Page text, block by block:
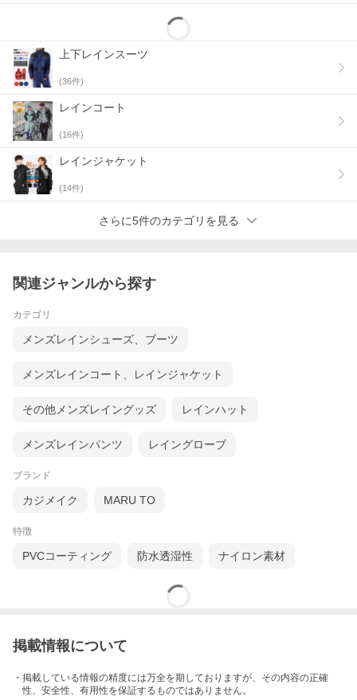
上下レインスーツ
(36件)
レインコート
(16件)
レインジャケット
(14件)
さらに5件のカテゴリを見る
関連ジャンルから探す
カテゴリ
メンズレインシューズ、ブーツ
メンズレインコート、レインジャケット
その他メンズレイングッズ レインハット
メンズレインパンツ レイングローブ
ブランド
カジメイク MARU TO
特徴
PVCコーティング 防水透湿性 ナイロン素材
掲載情報について
・掲載している情報の精度には万全を期しておりますが、その内容の正確
性、安全性、有用性を保証するものではありません。